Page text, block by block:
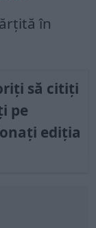
în
să citiți
pe
ediția